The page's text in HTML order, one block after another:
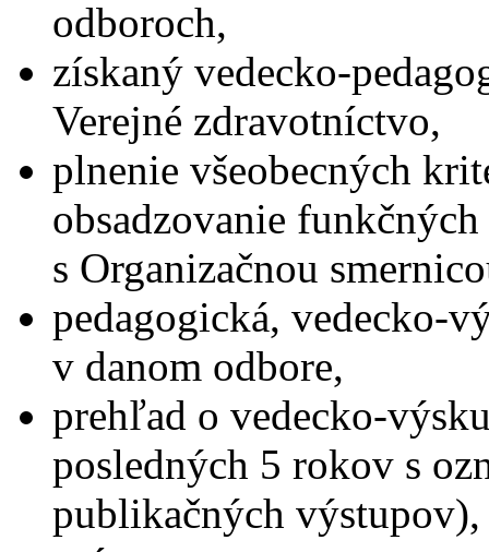
odboroch,
získaný vedecko-
Verejné zdravotníctvo,
plnenie všeobecných
obsadzovanie
s Organizačnou
pedagogická, vedecko-
v danom odbore,
prehľad o vedecko-
posledných 5 rokov s
publikačných